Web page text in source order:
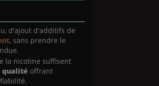
d'ajout d'additifs de
, sans prendre le
la nicotine suffisent
qualité offrant